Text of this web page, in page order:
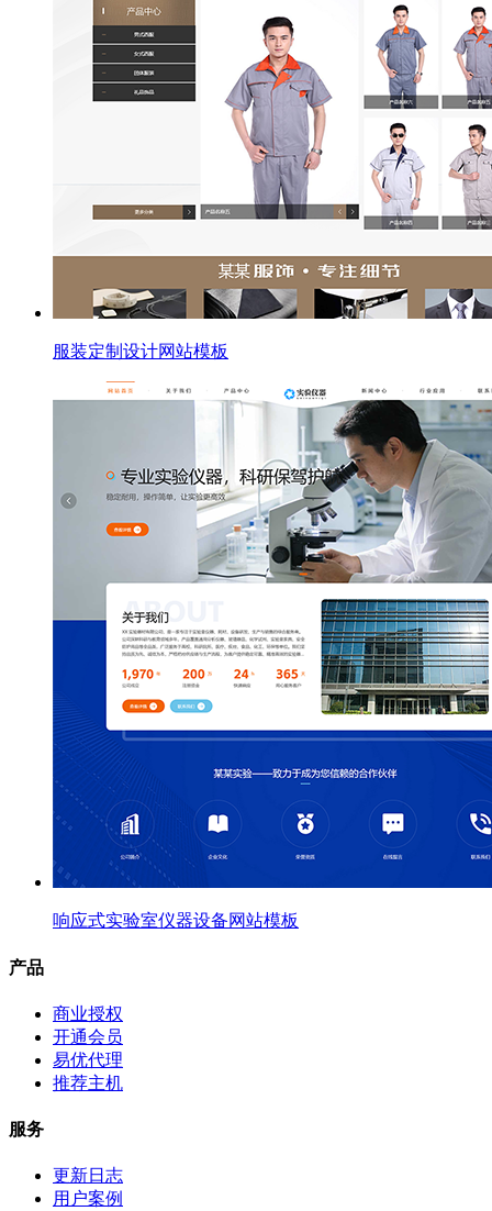
服装定制设计网站模板
响应式实验室仪器设备网站模板
产品
商业授权
开通会员
易优代理
推荐主机
服务
更新日志
用户案例